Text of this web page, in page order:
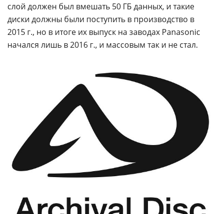
слой должен был вмешать 50 ГБ данных, и такие
диски должны были поступить в производство в
2015 г., но в итоге их выпуск на заводах Panasonic
начался лишь в 2016 г., и массовым так и не стал.